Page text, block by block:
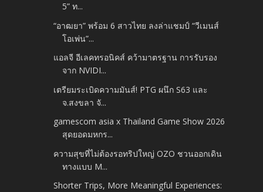
5” ท...
“อาฒยา” พร้อม 6 สาวไทย ลงล่าแชมป์ “วีเมนส์
โอเพ่น”...
แอลจี อีเลคทรอนิคส์ คว้ามาตรฐาน การรับรอง
จาก NVIDI...
เตรียมระเบิดความมันส์! PTG ผนึก S63 และ
จ.สงขลา จั...
gamescom asia x Thailand Game Show 2026
สุดยอดมหกร...
ความสุขที่ไม่ต้องรอทริปใหญ่ OZO ชวนออกเดิน
ทางแบบ M...
Shorter Trips, More Meaningful Experiences: